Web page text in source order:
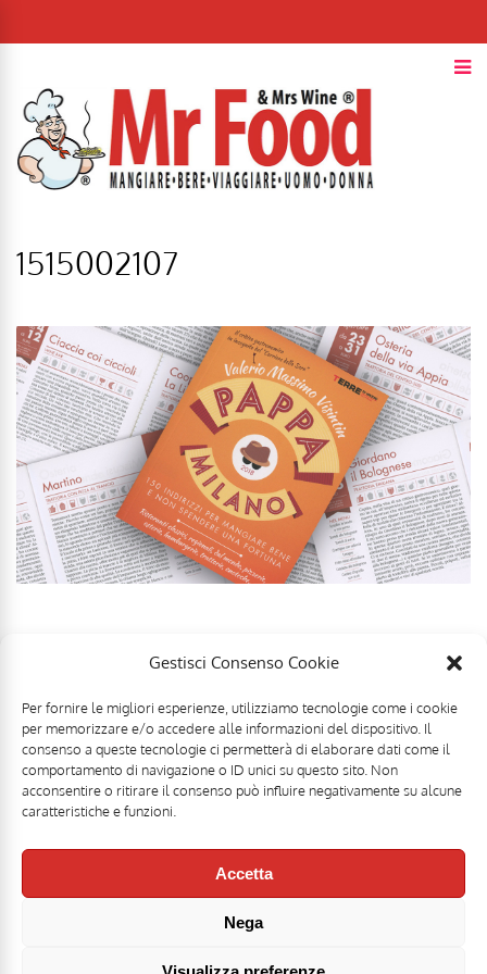
Gestisci Consenso Cookie
Per fornire le migliori esperienze, utilizziamo tecnologie come i cookie
per memorizzare e/o accedere alle informazioni del dispositivo. Il
consenso a queste tecnologie ci permetterà di elaborare dati come il
comportamento di navigazione o ID unici su questo sito. Non
acconsentire o ritirare il consenso può influire negativamente su alcune
caratteristiche e funzioni.
Accetta
Nega
1515002107
Mr Food & Mrs Wine è una testata registrata di
Direttore responsabile: Stefano Belli [DISCLAIMER